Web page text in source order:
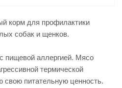
корм для профилактики
собак и щенков.
пищевой аллергией. Мясо
термической
свою питательную ценность.